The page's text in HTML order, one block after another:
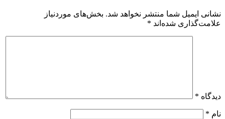
نشانی ایمیل شما منتشر نخواهد شد. بخش‌های موردنیاز
علامت‌گذاری شده‌اند *
دیدگاه *
نام *